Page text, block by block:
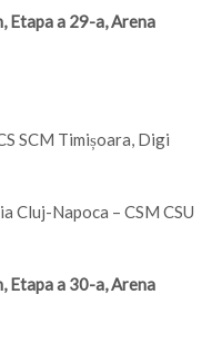
Etapa a 29-a, Arena
SCM Timișoara, Digi
Cluj-Napoca – CSM CSU
Etapa a 30-a, Arena